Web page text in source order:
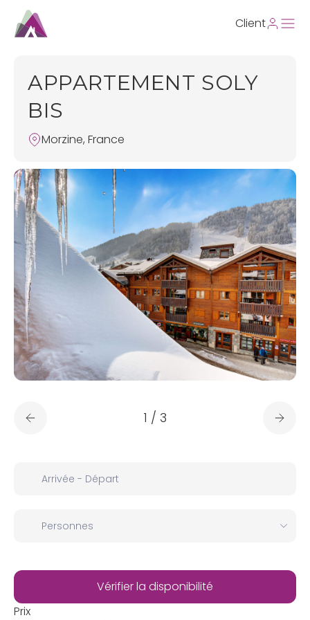
Client
APPARTEMENT SOLY
BIS
Morzine, France
1 / 3
Prix